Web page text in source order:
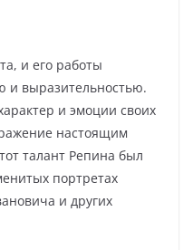
и его работы
и выразительностью.
и эмоции своих
настоящим
талант Репина был
портретах
и других